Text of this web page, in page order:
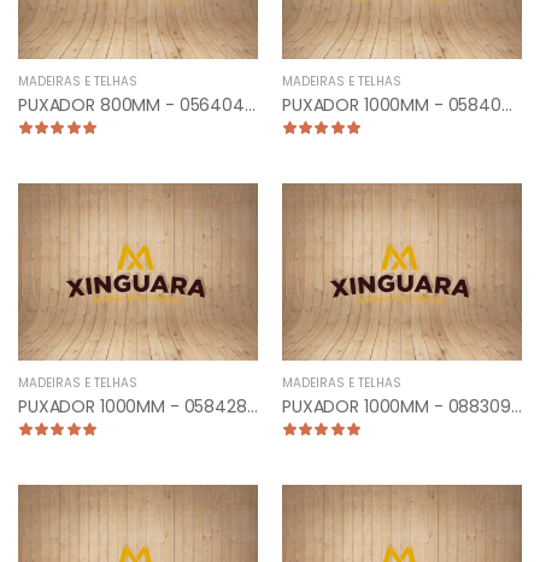
MADEIRAS E TELHAS
PUXADOR 800MM - 056404 - PLANO RETO CROMADO
MADEIRAS E TELHAS
PUXADOR 1000MM - 058409 - PLANO RETO ANTIQUE
MADEIRAS E TELHAS
PUXADOR 1000MM - 058428 - PLANO RETO ESCOVADO
MADEIRAS E TELHAS
PUXADOR 1000MM - 088309 - TUB. CURVO FRONTAL ANTIQUE